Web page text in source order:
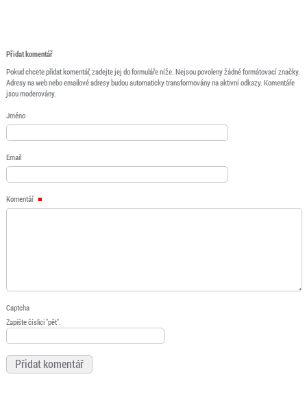
Přidat komentář
Pokud chcete přidat komentář, zadejte jej do formuláře níže. Nejsou povoleny žádné formátovací značky.
Adresy na web nebo emailové adresy budou automaticky transformovány na aktivní odkazy. Komentáře
jsou moderovány.
Jméno
Email
Komentář
Captcha
Zapište číslici "pět".